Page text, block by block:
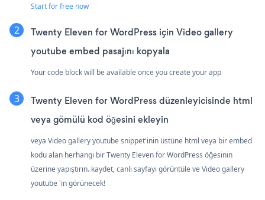
Start for free now
Twenty Eleven for WordPress için Video gallery
youtube embed pasajını kopyala
Your code block will be available once you create your app
Twenty Eleven for WordPress düzenleyicisinde html
veya gömülü kod öğesini ekleyin
veya Video gallery youtube snippet'inin üstüne html veya bir embed
kodu alan herhangi bir Twenty Eleven for WordPress öğesinin
üzerine yapıştırın. kaydet, canlı sayfayı görüntüle ve Video gallery
youtube 'in görünecek!